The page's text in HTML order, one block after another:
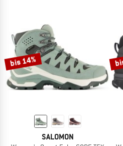
bis 14%
SALOMON